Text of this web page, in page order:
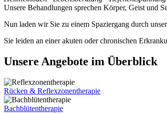
Unsere Behandlungen sprechen Körper, Geist und
Nun laden wir Sie zu einem Spaziergang durch
Sie leiden an einer akuten oder chronischen
Unsere Angebote im Überblick
Rücken & Reflexzonentherapie
Bachblütentherapie